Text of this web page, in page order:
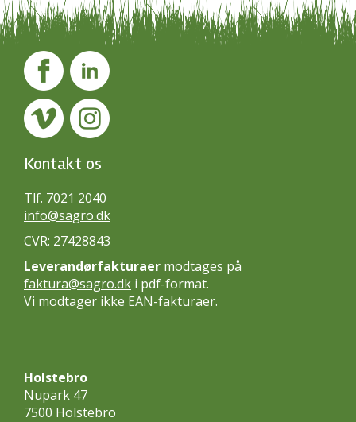
Kontakt os
Tlf. 7021 2040
info@sagro.dk
CVR: 27428843
Leverandørfakturaer modtages på
faktura@sagro.dk i pdf-format.
Vi modtager ikke EAN-fakturaer.
Holstebro
Nupark 47
7500 Holstebro